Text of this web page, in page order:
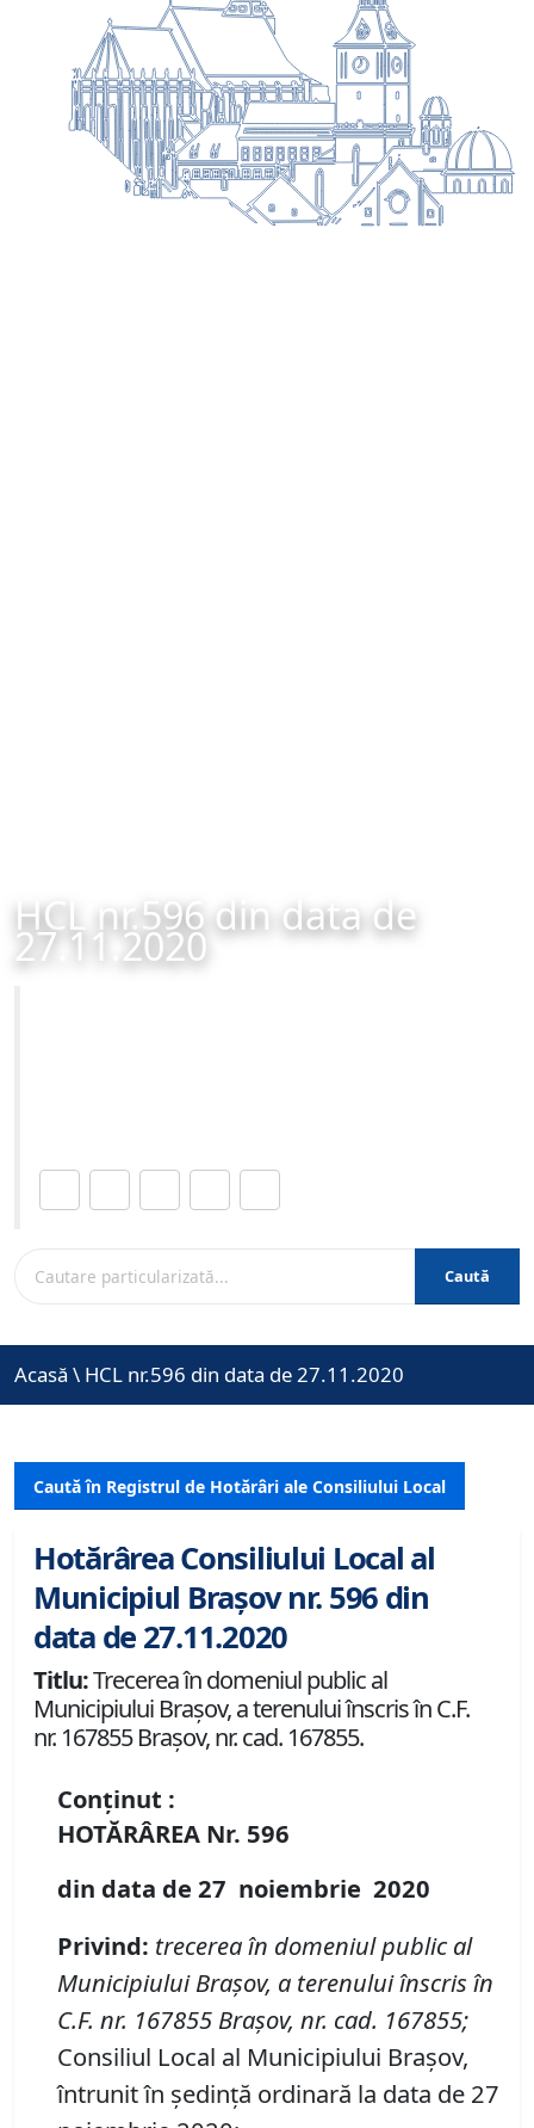
HCL nr.596 din data de
27.11.2020
Caută
Acasă \ HCL nr.596 din data de 27.11.2020
Caută în Registrul de Hotărâri ale Consiliului Local
Hotărârea Consiliului Local al
Municipiul Brașov nr. 596 din
data de 27.11.2020
Titlu:Trecerea în domeniul public al
Municipiului Braşov, a terenului înscris în C.F.
nr. 167855 Brașov, nr. cad. 167855.
Conținut :
HOTĂRÂREA Nr. 596
din data de 27 noiembrie 2020
Privind: trecerea în domeniul public al
Municipiului Braşov, a terenuluiînscris în
C.F. nr. 167855 Brașov, nr. cad. 167855;
Consiliul Local al Municipiului Brașov,
întrunit în ședință ordinară la data de 27